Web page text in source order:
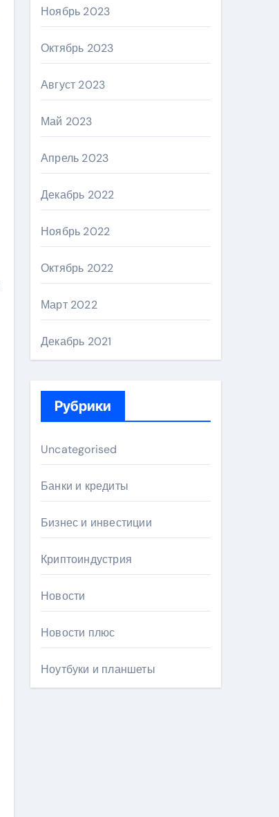
Ноябрь 2023
Октябрь 2023
Август 2023
Май 2023
Апрель 2023
Декабрь 2022
Ноябрь 2022
Октябрь 2022
Март 2022
Декабрь 2021
Рубрики
Uncategorised
Банки и кредиты
Бизнес и инвестиции
Криптоиндустрия
Новости
Новости плюс
Ноутбуки и планшеты